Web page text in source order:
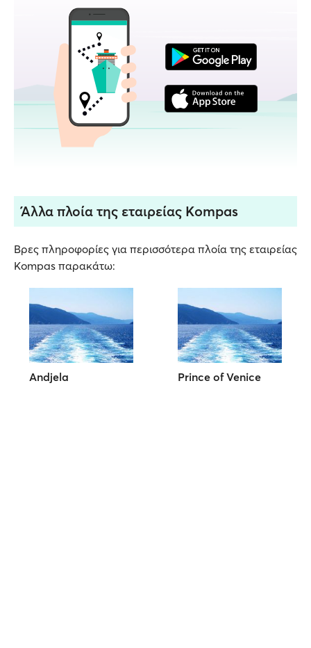
Άλλα πλοία της εταιρείας Kompas
Βρες πληροφορίες για περισσότερα πλοία της εταιρείας
Kompas παρακάτω:
Andjela Prince of Venice